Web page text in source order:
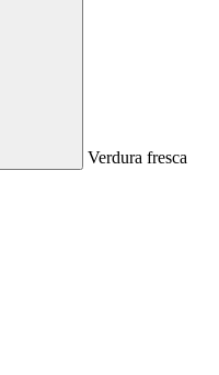
Verdura fresca